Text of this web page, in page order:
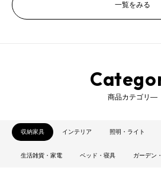
一覧をみる
商品カテゴリ―
収納家具 インテリア 照明・ライト
生活雑貨・家電 ベッド・寝具 ガーデン